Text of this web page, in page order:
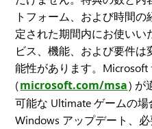
トフォーム、および時間
定された期間内にお使い
ビス、機能、および要件
能性があります。Microsoft
(microsoft.com/msa) が
可能な Ultimate ゲームの場
Windows アップデート、